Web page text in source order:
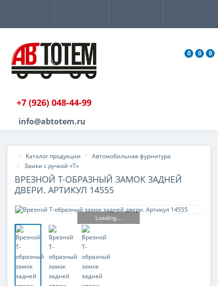
0 0 0
+7 (926) 048-44-99
info@abtotem.ru
Каталог продукции
Автомобильная фурнитура
Замки с ручкой «Т»
ВРЕЗНОЙ Т-ОБРАЗНЫЙ ЗАМОК ЗАДНЕЙ
ДВЕРИ. АРТИКУЛ 14555
Loading...